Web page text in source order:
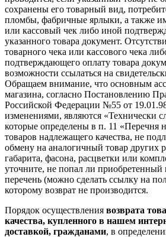
сохранены его товарный вид,
пломбы, фабричные ярлыки, а также
или кассовый чек либо иной
указанного товара документ.
товарного чека или кассового чека
подтверждающего оплату товара
возможности ссылаться на
Обращаем внимание, что основным
магазина, согласно Постановлению
Российской Федерации №55 от
изменениями, являются «Технически
которые определены в п. 11 «Перечня
товаров надлежащего качества, не
обмену на аналогичный товар других
габарита, фасона, расцветки или
уточните, не попал ли
перечень (можно сделать ссылку на
которому возврат не производится.
Порядок осуществления возврата
качества, купленного в нашем
доставкой, гражданами, в